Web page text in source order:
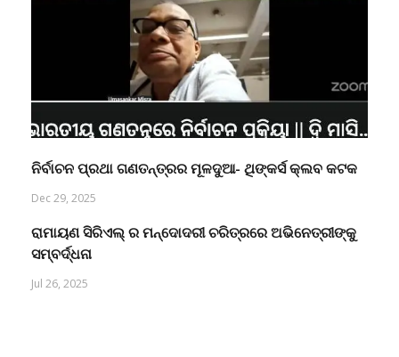
ନିର୍ବାଚନ ପ୍ରଥା ଗଣତନ୍ତ୍ରର ମୂଳଦୁଆ- ଥିଙ୍କର୍ସ କ୍ଲବ କଟକ
Dec 29, 2025
ରାମାୟଣ ସିରିଏଲ୍ ର ମନ୍ଦୋଦରୀ ଚରିତ୍ରରେ ଅଭିନେତ୍ରୀଙ୍କୁ
ସମ୍ବର୍ଦ୍ଧନା
Jul 26, 2025